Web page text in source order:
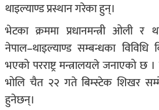
थाइल्याण्ड प्रस्थान गरेका हुन्।
भेटका क्रममा प्रधानमन्त्री ओली र
नेपाल–थाइल्याण्ड सम्बन्धका
भएको परराष्ट्र मन्त्रालयले जनाएको छ ।
भोलि चैत २२ गते बिम्स्टेक शिखर
हुनेछन्।